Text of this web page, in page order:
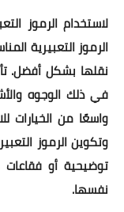
لاستخدام الرموز
الرموز التعبيرية
نقلها بشكل أفضل.
في ذلك الوجوه
واسعًا من الخيارات
وتكوين الرموز
توضيحية أو
نفسها.